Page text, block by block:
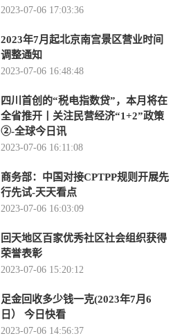
2023-07-06 17:03:36
2023年7月起北京南宫景区营业时间
调整通知
2023-07-06 16:48:48
四川首创的“税电指数贷”，本月将在
全省推开丨关注民营经济“1+2”政策
②-全球今日讯
2023-07-06 16:11:08
商务部：中国对接CPTPP规则开展先
行先试-天天看点
2023-07-06 16:03:09
回天地区百家优秀社区社会组织获得
荣誉表彰
2023-07-06 15:20:12
足金回收多少钱一克(2023年7月6
日） 今日快看
2023-07-06 14:56:37